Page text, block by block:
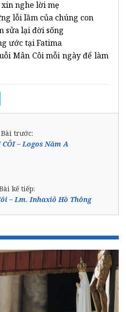
nghe lời mẹ
lỗi lầm của chúng con
sửa lại đời sống
ước tại Fatima
Mân Côi mỗi ngày để làm
Bài trước:
– Logos Năm A
kế tiếp:
– Lm. Inhaxiô Hồ Thông